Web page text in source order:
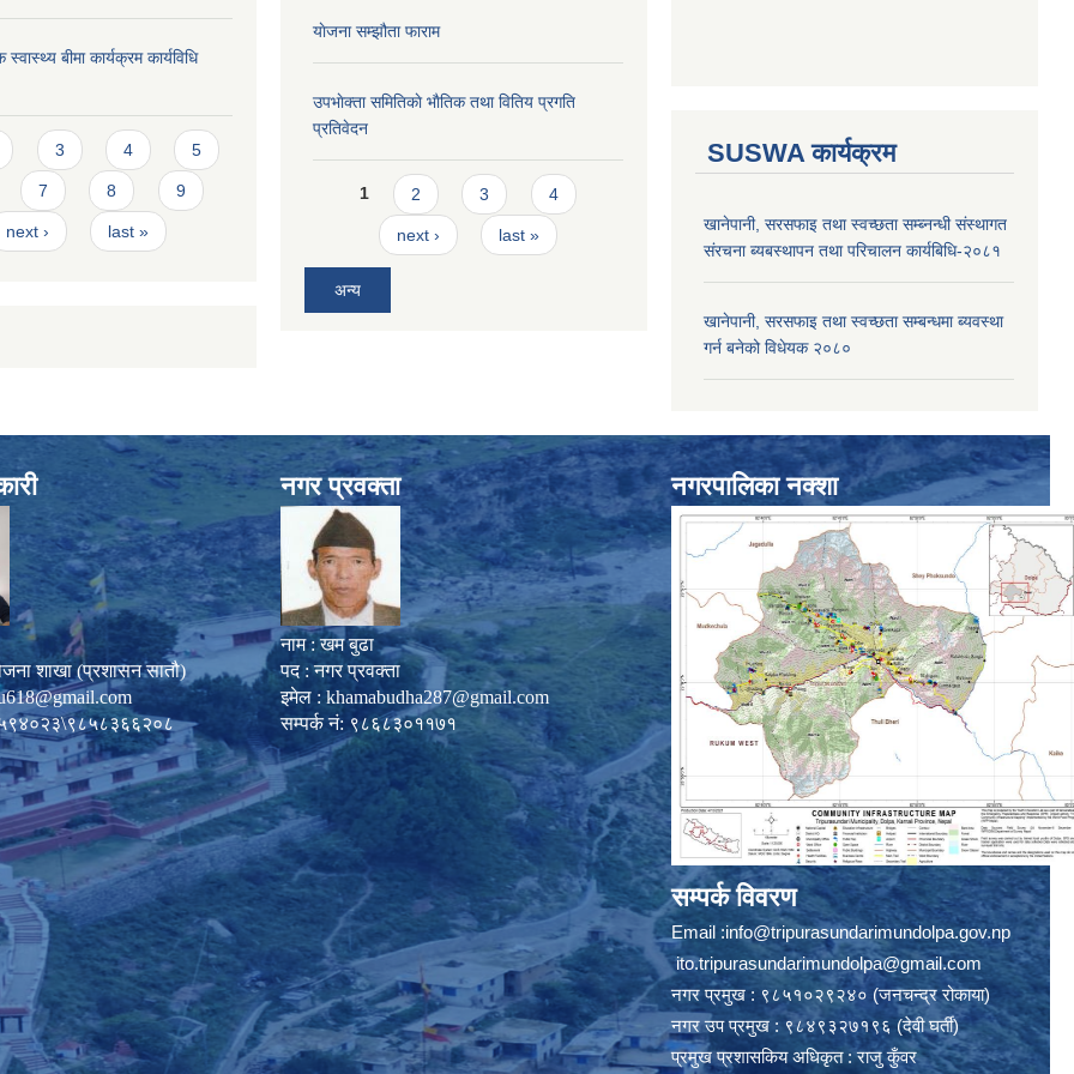
स्वास्थ्य बीमा कार्यक्रम कार्यविधि
3 4 5
7 8 9
next › last »
याेजना सम्झौता फाराम
उपभाेक्ता समितिकाे भाैतिक तथा वितिय प्रगति
प्रतिवेदन
Pages
1 2 3 4
next › last »
अन्य
SUSWA कार्यक्रम
खानेपानी, सरसफाइ तथा स्वच्छता सम्ब्नन्धी संस्थागत
संरचना ब्यबस्थापन तथा परिचालन कार्यबिधि-२०८१
खानेपानी, सरसफाइ तथा स्वच्छता सम्बन्धमा ब्यवस्था
गर्न बनेको विधेयक २०८०
शाखा (प्रशासन सातौ)
नगर प्रवक्ता
नाम : खम बुढा
पद : नगर प्रवक्ता
इमेल : khamabudha287@gmail.com
सम्पर्क नं: ९८६८३०११७१
नगरपालिका नक्शा
सम्पर्क विवरण
Email :info@tripurasundarimundolpa.gov.np
ito.tripurasundarimundolpa@gmail.com
नगर प्रमुख : ९८५१०२९२४० (जनचन्द्र रोकाया)
नगर उप प्रमुख : ९८४९३२७१९६ (देवी घर्ती)
प्रमुख प्रशासकिय अधिकृत : राजु कुँवर